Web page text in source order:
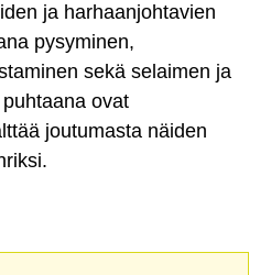
ja harhaanjohtavien
pysyminen,
sekä selaimen ja
ovat
joutumasta näiden